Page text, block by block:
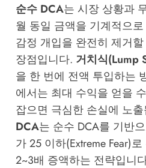
순수 DCA는 시장 상황과
월 동일 금액을 기계적으
감정 개입을 완전히 제거
장점입니다. 거치식(Lump
을 한 번에 전액 투입하는
에서는 최대 수익을 얻을
잡으면 극심한 손실에 노
DCA는 순수 DCA를 기반
가 25 이하(Extreme Fear)
2~3배 증액하는 전략입니